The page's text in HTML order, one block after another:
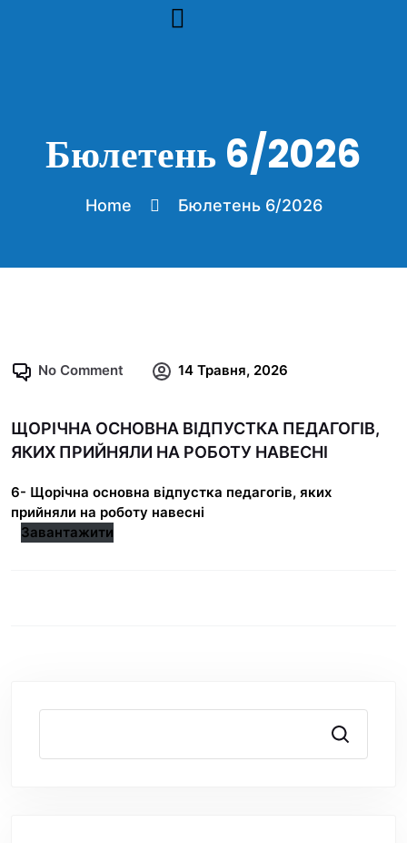
Бюлетень 6/2026
Home Бюлетень 6/2026
No Comment 14 Травня, 2026
ЩОРІЧНА ОСНОВНА ВІДПУСТКА ПЕДАГОГІВ,
ЯКИХ ПРИЙНЯЛИ НА РОБОТУ НАВЕСНІ
6- Щорічна основна відпустка педагогів, яких
прийняли на роботу навесні
Завантажити
Пошук